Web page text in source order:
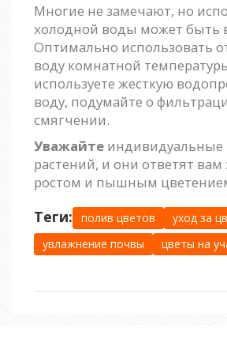
Многие не замечают, но
холодной воды может быть
Оптимально использовать
воду комнатной
используете жесткую
воду, подумайте о
смягчении.
Уважайте
растений, и они ответят
ростом и пышным
Теги: полив цветов
уход за
увлажнение почвы
цветы на